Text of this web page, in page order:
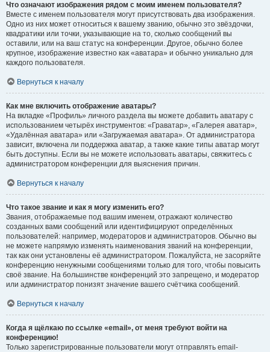
Что означают изображения рядом с моим именем пользователя?
Вместе с именем пользователя могут присутствовать два изображения.
Одно из них может относиться к вашему званию, обычно это звёздочки,
квадратики или точки, указывающие на то, сколько сообщений вы
оставили, или на ваш статус на конференции. Другое, обычно более
крупное, изображение известно как «аватара» и обычно уникально для
каждого пользователя.
Вернуться к началу
Как мне включить отображение аватары?
На вкладке «Профиль» личного раздела вы можете добавить аватару с
использованием четырёх инструментов: «Граватар», «Галерея аватар»,
«Удалённая аватара» или «Загружаемая аватара». От администратора
зависит, включена ли поддержка аватар, а также какие типы аватар могут
быть доступны. Если вы не можете использовать аватары, свяжитесь с
администратором конференции для выяснения причин.
Вернуться к началу
Что такое звание и как я могу изменить его?
Звания, отображаемые под вашим именем, отражают количество
созданных вами сообщений или идентифицируют определённых
пользователей: например, модераторов и администраторов. Обычно вы
не можете напрямую изменять наименования званий на конференции,
так как они установлены её администратором. Пожалуйста, не засоряйте
конференцию ненужными сообщениями только для того, чтобы повысить
своё звание. На большинстве конференций это запрещено, и модератор
или администратор понизят значение вашего счётчика сообщений.
Вернуться к началу
Когда я щёлкаю по ссылке «email», от меня требуют войти на
конференцию!
Только зарегистрированные пользователи могут отправлять email-